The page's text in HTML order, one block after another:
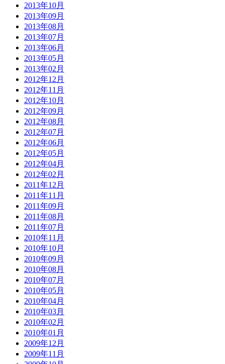
2013年10月
2013年09月
2013年08月
2013年07月
2013年06月
2013年05月
2013年02月
2012年12月
2012年11月
2012年10月
2012年09月
2012年08月
2012年07月
2012年06月
2012年05月
2012年04月
2012年02月
2011年12月
2011年11月
2011年09月
2011年08月
2011年07月
2010年11月
2010年10月
2010年09月
2010年08月
2010年07月
2010年05月
2010年04月
2010年03月
2010年02月
2010年01月
2009年12月
2009年11月